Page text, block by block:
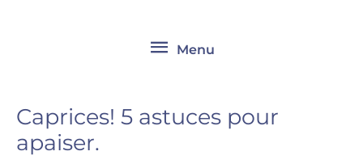
Menu
Caprices! 5 astuces pour
apaiser.